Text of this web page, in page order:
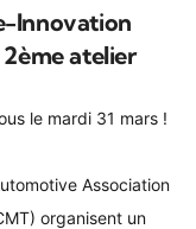
Innovation
atelier
le mardi 31 mars !
Association
organisent un